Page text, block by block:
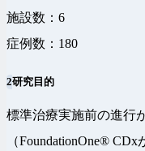
施設数：6
症例数：180
2研究目的
標準治療実施前の進行
（FoundationOne®